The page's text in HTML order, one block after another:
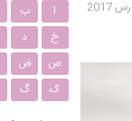
ا ب
خ
د
ص
ض
ک
گ